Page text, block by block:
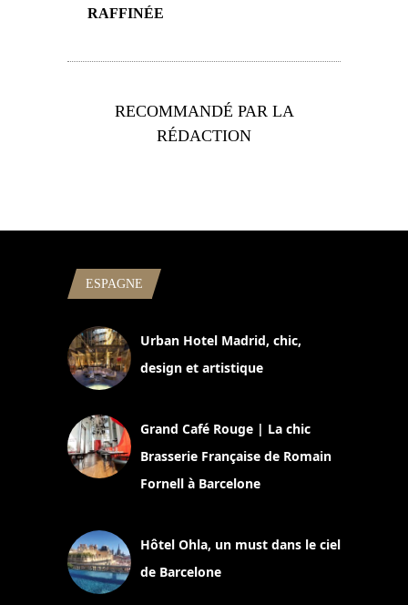
RAFFINÉE
RECOMMANDÉ PAR LA
RÉDACTION
ESPAGNE
Urban Hotel Madrid, chic,
design et artistique
Grand Café Rouge | La chic
Brasserie Française de Romain
Fornell à Barcelone
Hôtel Ohla, un must dans le ciel
de Barcelone